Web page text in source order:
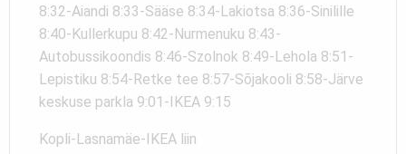
8:32-Aiandi 8:33-Sääse 8:34-Lakiotsa 8:36-Sinilille
8:40-Kullerkupu 8:42-Nurmenuku 8:43-
Autobussikoondis 8:46-Szolnok 8:49-Lehola 8:51-
Lepistiku 8:54-Retke tee 8:57-Sõjakooli 8:58-Järve
keskuse parkla 9:01-IKEA 9:15
Kopli-Lasnamäe-IKEA liin